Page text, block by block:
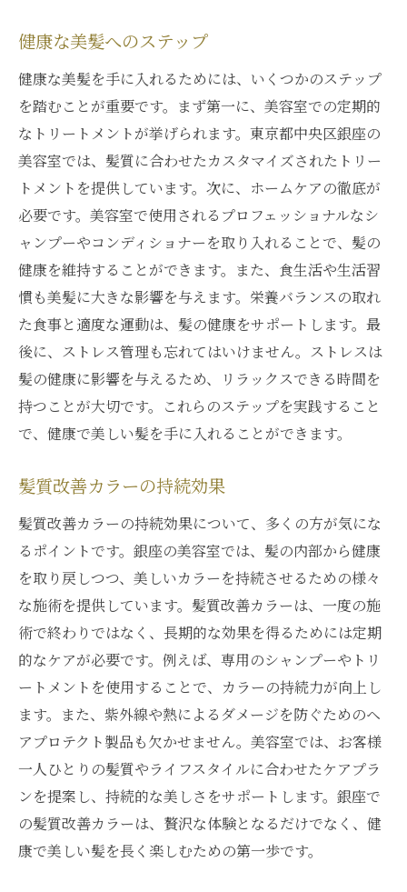
理想の色とツヤを実現
高品質トリートメントで美髪へ銀座の美容室で
髪質改善カラーを試そう
高品質トリートメントの効果
銀座の美容室のおすすめトリートメント
髪質改善カラーとトリートメントの相乗効
果
髪質改善を助けるホームケア
銀座の美容室のトリートメントメニュー
髪質改善カラーを体験するタイミング
健康な美髪へのステップ
健康な美髪を手に入れるためには、いくつかのステップ
を踏むことが重要です。まず第一に、美容室での定期的
なトリートメントが挙げられます。東京都中央区銀座の
美容室では、髪質に合わせたカスタマイズされたトリー
トメントを提供しています。次に、ホームケアの徹底が
必要です。美容室で使用されるプロフェッショナルなシ
ャンプーやコンディショナーを取り入れることで、髪の
健康を維持することができます。また、食生活や生活習
慣も美髪に大きな影響を与えます。栄養バランスの取れ
た食事と適度な運動は、髪の健康をサポートします。最
後に、ストレス管理も忘れてはいけません。ストレスは
髪の健康に影響を与えるため、リラックスできる時間を
持つことが大切です。これらのステップを実践すること
で、健康で美しい髪を手に入れることができます。
髪質改善カラーの持続効果
髪質改善カラーの持続効果について、多くの方が気にな
るポイントです。銀座の美容室では、髪の内部から健康
を取り戻しつつ、美しいカラーを持続させるための様々
な施術を提供しています。髪質改善カラーは、一度の施
術で終わりではなく、長期的な効果を得るためには定期
的なケアが必要です。例えば、専用のシャンプーやトリ
ートメントを使用することで、カラーの持続力が向上し
ます。また、紫外線や熱によるダメージを防ぐためのヘ
アプロテクト製品も欠かせません。美容室では、お客様
一人ひとりの髪質やライフスタイルに合わせたケアプラ
ンを提案し、持続的な美しさをサポートします。銀座で
の髪質改善カラーは、贅沢な体験となるだけでなく、健
康で美しい髪を長く楽しむための第一歩です。